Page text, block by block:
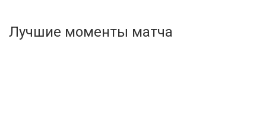
Активировать промокод
Лучшие моменты матча